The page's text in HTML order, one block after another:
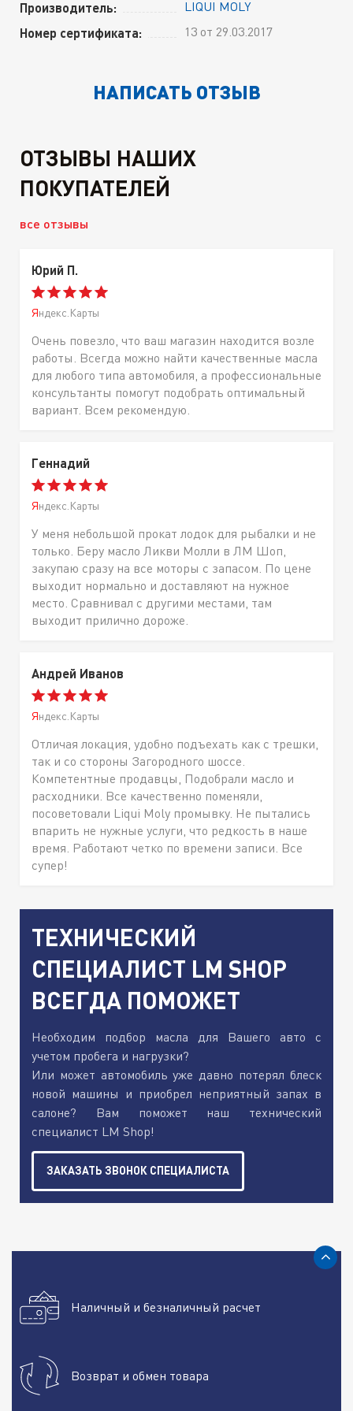
Производитель: LIQUI MOLY
Номер сертификата: 13 от 29.03.2017
НАПИСАТЬ ОТЗЫВ
ОТЗЫВЫ НАШИХ
ПОКУПАТЕЛЕЙ
все отзывы
Юрий П.
Яндекс.Карты
Очень повезло, что ваш магазин находится возле
работы. Всегда можно найти качественные масла
для любого типа автомобиля, а профессиональные
консультанты помогут подобрать оптимальный
вариант. Всем рекомендую.
Геннадий
Яндекс.Карты
У меня небольшой прокат лодок для рыбалки и не
только. Беру масло Ликви Молли в ЛМ Шоп,
закупаю сразу на все моторы с запасом. По цене
выходит нормально и доставляют на нужное
место. Сравнивал с другими местами, там
выходит прилично дороже.
Андрей Иванов
Яндекс.Карты
Отличая локация, удобно подъехать как с трешки,
так и со стороны Загородного шоссе.
Компетентные продавцы, Подобрали масло и
расходники. Все качественно поменяли,
посоветовали Liqui Moly промывку. Не пытались
впарить не нужные услуги, что редкость в наше
время. Работают четко по времени записи. Все
супер!
ТЕХНИЧЕСКИЙ
СПЕЦИАЛИСТ LM SHOP
ВСЕГДА ПОМОЖЕТ
Необходим подбор масла для Вашего авто с
учетом пробега и нагрузки?
Или может автомобиль уже давно потерял блеск
новой машины и приобрел неприятный запах в
салоне? Вам поможет наш технический
специалист LM Shop!
ЗАКАЗАТЬ ЗВОНОК СПЕЦИАЛИСТА
Наличный и безналичный расчет
Возврат и обмен товара